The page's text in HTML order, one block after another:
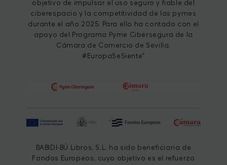
objetivo de impulsar el uso seguro y fiable del
ciberespacio y la competitividad de las pymes
durante el año 2025. Para ello ha contado con el
apoyo del Programa Pyme Cibersegura de la
Cámara de Comercio de Sevilla.
#EuropaSeSiente”
BABIDI-BÚ Libros, S.L. ha sido beneficiaria de
Fondos Europeos, cuyo objetivo es el refuerzo